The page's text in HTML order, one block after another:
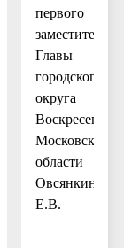
первого
заместителя
Главы
городского
округа
Воскресенск
Московской
области
Овсянкину
Е.В.